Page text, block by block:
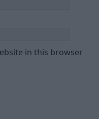
in this browser